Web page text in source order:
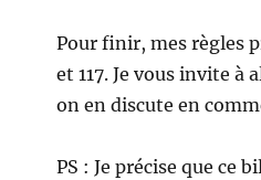
Pour finir, mes règles
et 117. Je vous invite à
on en discute en
PS : Je précise que ce